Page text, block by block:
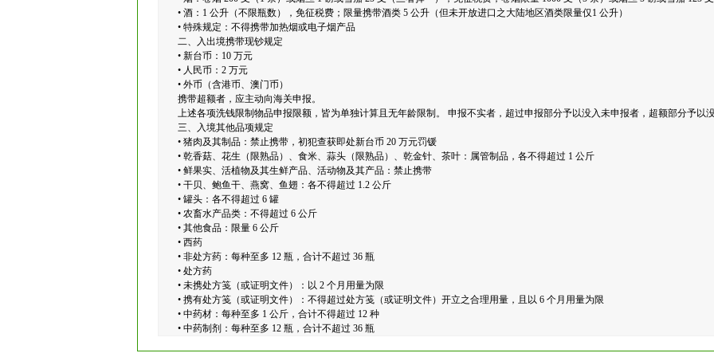
• 酒：1 公升（不限瓶数），免征税费；限量携带酒类 5 公升（但未开放进口之大陆地区酒类限量仅1 公升）
• 特殊规定：不得携带加热烟或电子烟产品
二、入出境携带现钞规定
• 新台币：10 万元
• 人民币：2 万元
• 外币（含港币、澳门币）
携带超额者，应主动向海关申报。
上述各项洗钱限制物品申报限额，皆为单独计算且无年龄限制。 申报不实者，超过申报部分予以没入未申报者，超额部分予以
三、入境其他品项规定
• 猪肉及其制品：禁止携带，初犯查获即处新台币 20 万元罚锾
• 乾香菇、花生（限熟品）、食米、蒜头（限熟品）、乾金针、茶叶：属管制品，各不得超过 1 公斤
• 鲜果实、活植物及其生鲜产品、活动物及其产品：禁止携带
• 干贝、鲍鱼干、燕窝、鱼翅：各不得超过 1.2 公斤
• 罐头：各不得超过 6 罐
• 农畜水产品类：不得超过 6 公斤
• 其他食品：限量 6 公斤
• 西药
• 非处方药：每种至多 12 瓶，合计不超过 36 瓶
• 处方药
• 未携处方笺（或证明文件）：以 2 个月用量为限
• 携有处方笺（或证明文件）：不得超过处方笺（或证明文件）开立之合理用量，且以 6 个月用量为限
• 中药材：每种至多 1 公斤，合计不得超过 12 种
• 中药制剂：每种至多 12 瓶，合计不超过 36 瓶